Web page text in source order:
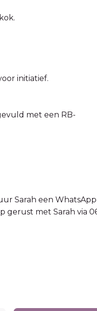
initiatief.
met een RB-
Sarah een
gerust met Sarah via